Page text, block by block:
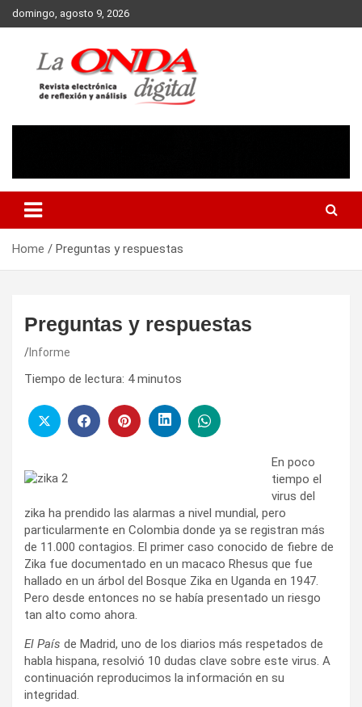
Skip
to
domingo, agosto 9, 2026
Home Preguntas y respuestas
Preguntas y respuestas
Informe
Tiempo de lectura: 4 minutos
En poco
tiempo el
virus del
zika ha prendido las alarmas a nivel mundial, pero
particularmente en Colombia donde ya se registran más
de 11.000 contagios. El primer caso conocido de fiebre de
Zika fue documentado en un macaco Rhesus que fue
hallado en un árbol del Bosque Zika en Uganda en 1947.
Pero desde entonces no se había presentado un riesgo
tan alto como ahora.
El País de Madrid, uno de los diarios más respetados de
habla hispana, resolvió 10 dudas clave sobre este virus. A
continuación reproducimos la información en su
integridad.